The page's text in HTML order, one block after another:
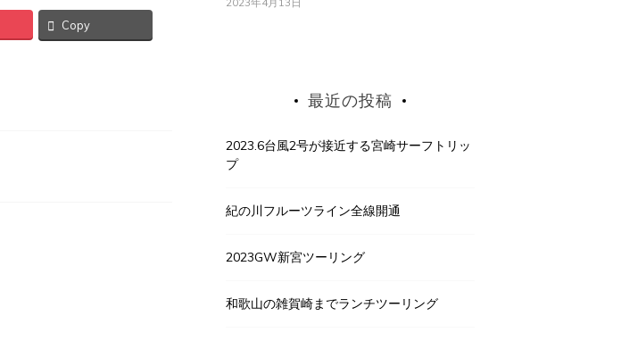
Copy
最近の投稿
2023.6台風2号が接近する宮崎サーフトリッ
プ
紀の川フルーツライン全線開通
2023GW新宮ツーリング
和歌山の雑賀崎までランチツーリング